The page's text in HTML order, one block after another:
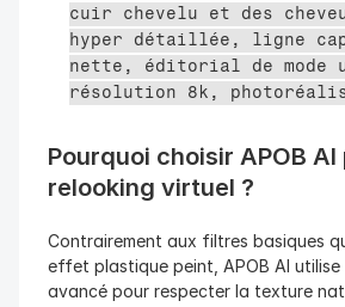
cuir chevelu et des
hyper détaillée, ligne
nette, éditorial de mode
résolution 8k,
Pourquoi choisir APOB
relooking virtuel ?
Contrairement aux filtres basiques
effet plastique peint, APOB AI utilise
avancé pour respecter la texture